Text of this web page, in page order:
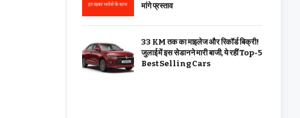
मांगे प्रस्ताव
33 KM तक का माइलेज और रिकॉर्ड बिक्री!
जुलाई में इस सेडान ने मारी बाजी, ये रहीं Top-5
Best Selling Cars